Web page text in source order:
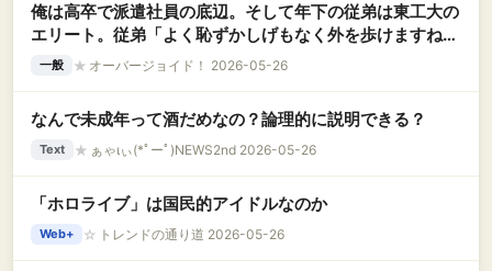
俺は高卒で派遣社員の底辺。そして年下の従弟は東工大の
エリート。従弟「よく恥ずかしげもなく外を歩けますね
ｗ」俺「…」 → しかし… 俺（あれ？こいつ、もしか
一般 ★ オーバージョイド！ 2026-05-26
なんで未成年って酒だめなの？論理的に説明できる？
Text ★ ぁゃιぃ(*ﾟーﾟ)NEWS2nd 2026-05-26
「ホロライブ」は国民的アイドルなのか
Web+ ☆ トレンドの通り道 2026-05-26